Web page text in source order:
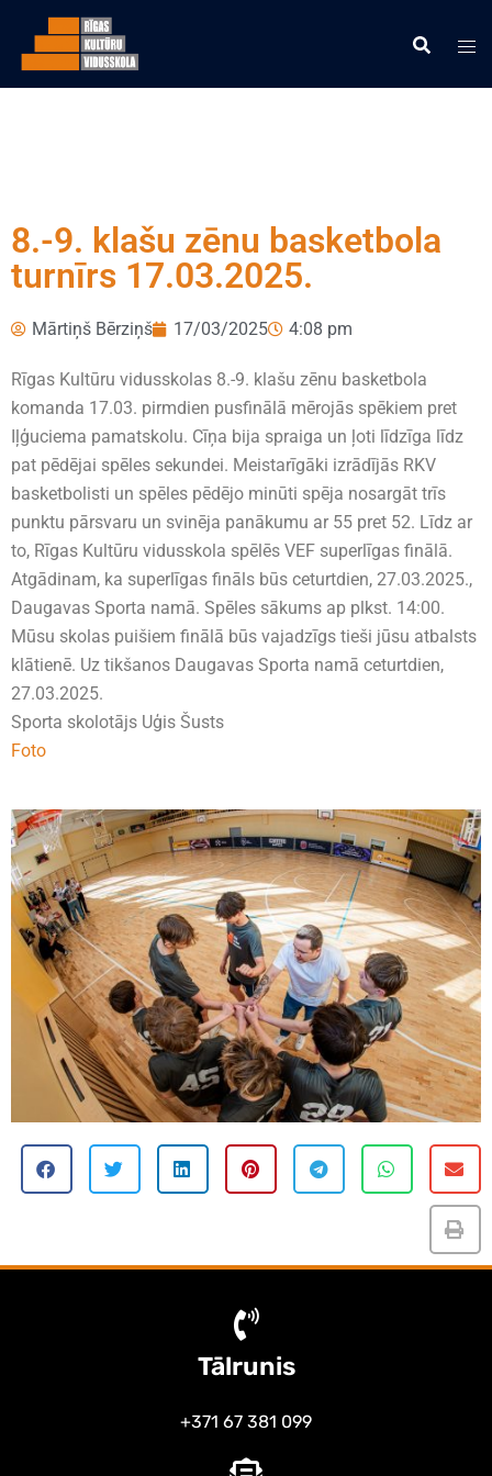
8.-9. klašu zēnu basketbola
turnīrs 17.03.2025.
Mārtiņš Bērziņš 17/03/2025 4:08 pm
Rīgas Kultūru vidusskolas 8.-9. klašu zēnu basketbola
komanda 17.03. pirmdien pusfinālā mērojās spēkiem pret
Iļģuciema pamatskolu. Cīņa bija spraiga un ļoti līdzīga līdz
pat pēdējai spēles sekundei. Meistarīgāki izrādījās RKV
basketbolisti un spēles pēdējo minūti spēja nosargāt trīs
punktu pārsvaru un svinēja panākumu ar 55 pret 52. Līdz ar
to, Rīgas Kultūru vidusskola spēlēs VEF superlīgas finālā.
Atgādinam, ka superlīgas fināls būs ceturtdien, 27.03.2025.,
Daugavas Sporta namā. Spēles sākums ap plkst. 14:00.
Mūsu skolas puišiem finālā būs vajadzīgs tieši jūsu atbalsts
klātienē. Uz tikšanos Daugavas Sporta namā ceturtdien,
27.03.2025.
Sporta skolotājs Uģis Šusts
Foto
Tālrunis
+371 67 381 099